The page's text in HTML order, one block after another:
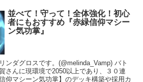
並べて！守って！全体強化！初心
者にもおすすめ『赤緑信仰マシー
ン気功掌』
ンダグロスです。(@melinda_Vamp) バト
さんに現環境で2050以上であり、３０連
仰マシーン気功掌】のデッキ構築や採用カ